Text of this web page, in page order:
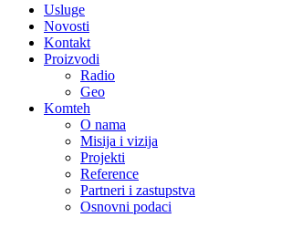
Usluge
Novosti
Kontakt
Proizvodi
Radio
Geo
Komteh
O nama
Misija i vizija
Projekti
Reference
Partneri i zastupstva
Osnovni podaci